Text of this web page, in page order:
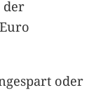
der
oder